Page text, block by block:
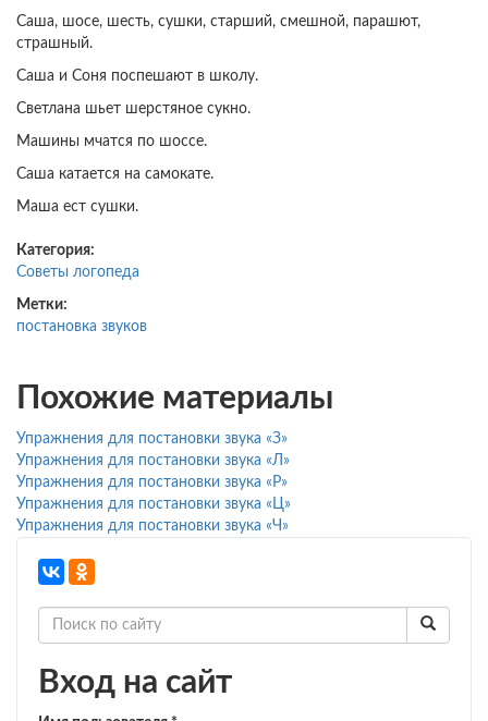
Саша, шосе, шесть, сушки, старший, смешной, парашют,
страшный.
Саша и Соня поспешают в школу.
Светлана шьет шерстяное сукно.
Машины мчатся по шоссе.
Саша катается на самокате.
Маша ест сушки.
Категория:
Советы логопеда
Метки:
постановка звуков
Похожие материалы
Упражнения для постановки звука «З»
Упражнения для постановки звука «Л»
Упражнения для постановки звука «Р»
Упражнения для постановки звука «Ц»
Упражнения для постановки звука «Ч»
Вход на сайт